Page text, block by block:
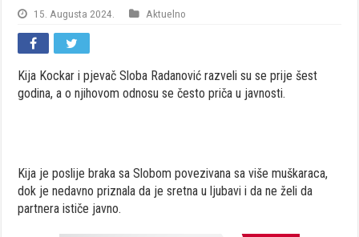
15. Augusta 2024. Aktuelno
Kija Kockar i pjevač Sloba Radanović razveli su se prije šest
godina, a o njihovom odnosu se često priča u javnosti.
Kija je poslije braka sa Slobom povezivana sa više muškaraca,
dok je nedavno priznala da je sretna u ljubavi i da ne želi da
partnera ističe javno.